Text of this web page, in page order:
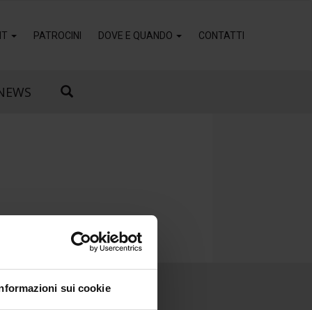
sui cookie
PATROCINI DOVE E QUANDO CONTATTI